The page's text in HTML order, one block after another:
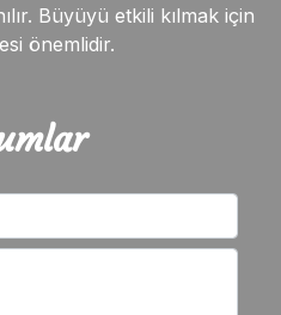
Büyüyü etkili kılmak için
önemlidir.